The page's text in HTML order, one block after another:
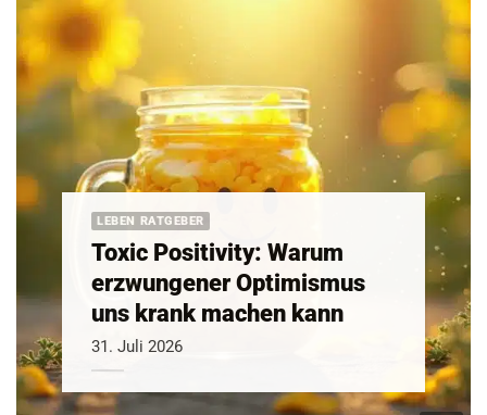
LEBEN RATGEBER
Toxic Positivity: Warum
erzwungener Optimismus
uns krank machen kann
31. Juli 2026